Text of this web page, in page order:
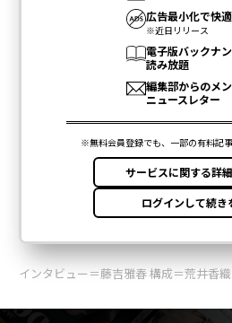
インタビュー＝藤吉雅春 構成＝荒井香織